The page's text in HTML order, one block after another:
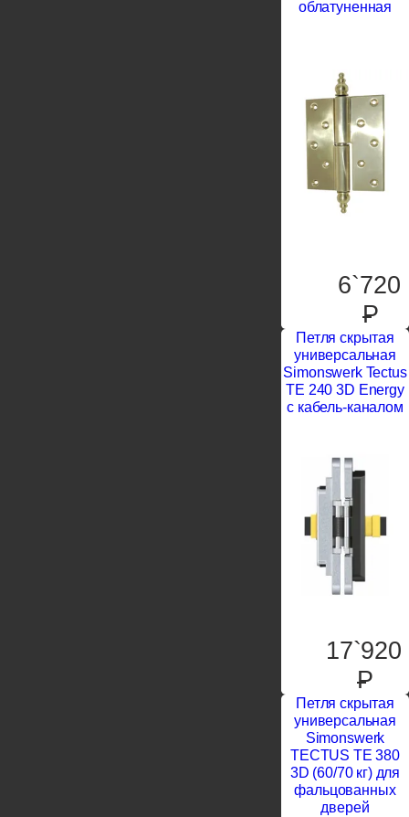
облатуненная
6`720
P
Петля скрытая
универсальная
Simonswerk Tectus
TE 240 3D Energy
с кабель-каналом
17`920
P
Петля скрытая
универсальная
Simonswerk
TECTUS TE 380
3D (60/70 кг) для
фальцованных
дверей